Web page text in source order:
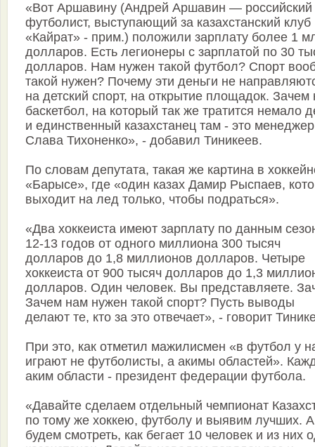
«Вот Аршавину (Андрей Аршавин — российский
футболист, выступающий за казахстанский клуб
«Кайрат» - прим.) положили зарплату более 1
долларов. Есть легионеры с зарплатой по 30
долларов. Нам нужен такой футбол? Спорт
такой нужен? Почему эти деньги не
на детский спорт, на открытие площадок. Зачем
баскетбол, на который так же тратится немало
и единственный казахстанец там - это менеджер
Слава Тихоненко», - добавил Тиникеев.
По словам депутата, такая же картина в
«Барысе», где «один казах Дамир Рыспаев,
выходит на лед только, чтобы подраться».
«Два хоккеиста имеют зарплату по данным
12-13 годов от одного миллиона 300 тысяч
долларов до 1,8 миллионов долларов. Четыре
хоккеиста от 900 тысяч долларов до 1,3
долларов. Один человек. Вы представляете.
Зачем нам нужен такой спорт? Пусть выводы
делают те, кто за это отвечает», - говорит
При это, как отметил мажилисмен «в футбол у
играют не футболисты, а акимы областей».
аким области - президент федерации футбола.
«Давайте сделаем отдельный чемпионат
по тому же хоккею, футболу и выявим лучших.
будем смотреть, как бегает 10 человек и из них